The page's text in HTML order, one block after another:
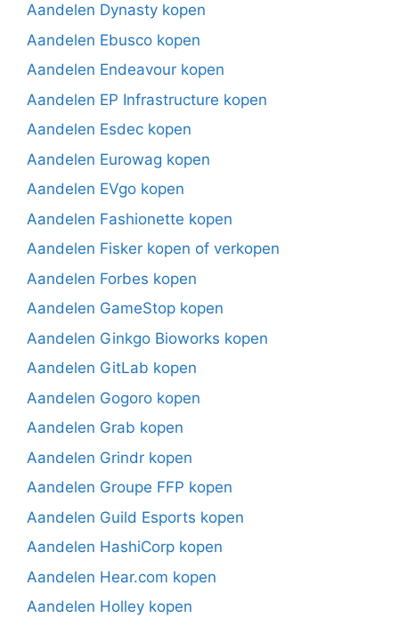
Aandelen Dynasty kopen
Aandelen Ebusco kopen
Aandelen Endeavour kopen
Aandelen EP Infrastructure kopen
Aandelen Esdec kopen
Aandelen Eurowag kopen
Aandelen EVgo kopen
Aandelen Fashionette kopen
Aandelen Fisker kopen of verkopen
Aandelen Forbes kopen
Aandelen GameStop kopen
Aandelen Ginkgo Bioworks kopen
Aandelen GitLab kopen
Aandelen Gogoro kopen
Aandelen Grab kopen
Aandelen Grindr kopen
Aandelen Groupe FFP kopen
Aandelen Guild Esports kopen
Aandelen HashiCorp kopen
Aandelen Hear.com kopen
Aandelen Holley kopen